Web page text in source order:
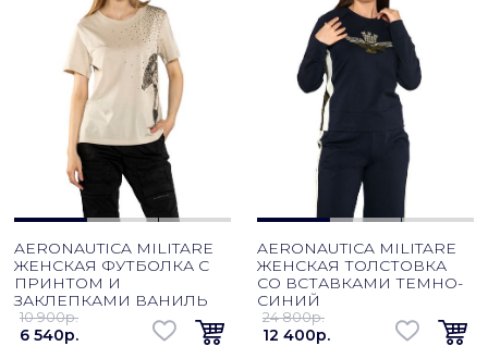
AERONAUTICA MILITARE
ЖЕНСКАЯ ФУТБОЛКА С
ПРИНТОМ И
ЗАКЛЕПКАМИ ВАНИЛЬ
10 900p.
6 540p.
AERONAUTICA MILITARE
ЖЕНСКАЯ ТОЛСТОВКА
СО ВСТАВКАМИ ТЕМНО-
СИНИЙ
24 800p.
12 400p.